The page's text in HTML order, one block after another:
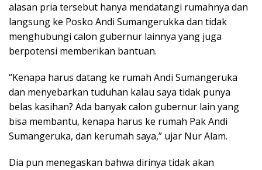
alasan pria tersebut hanya mendatangi rumahnya dan
langsung ke Posko Andi Sumangerukka dan tidak
menghubungi calon gubernur lainnya yang juga
berpotensi memberikan bantuan.
“Kenapa harus datang ke rumah Andi Sumangeruka
dan menyebarkan tuduhan kalau saya tidak punya
belas kasihan? Ada banyak calon gubernur lain yang
bisa membantu, kenapa harus ke rumah Pak Andi
Sumangeruka, dan kerumah saya,” ujar Nur Alam.
Dia pun menegaskan bahwa dirinya tidak akan